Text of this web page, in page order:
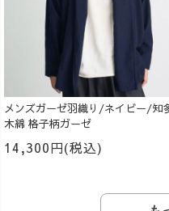
メンズガーゼ羽織り/ネイビー/知
木綿 格子柄ガーゼ
14,300円(税込)